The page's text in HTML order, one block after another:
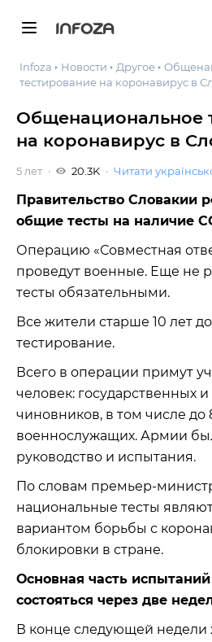
INFOZA
Infoza Новости Другое
тестирование на коронавирус в
Общенациональное
на коронавирус в
5 лет 20.3K Читати
Правительство Словакии
общие тесты на наличие
Операцию «Совместная
проведут военные. Еще не
тесты обязательными.
Все жители старше 10 лет
тестирование.
Всего в операции примут
человек: государственных
чиновников, в том числе до
военнослужащих. Армии
руководство и испытания.
По словам премьер-
национальные тесты
вариантом борьбы с
блокировки в стране.
Основная часть
состояться через две
В конце следующей недели